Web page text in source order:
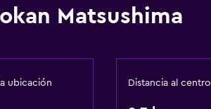
Matsushima
ubicación Distancia al centro